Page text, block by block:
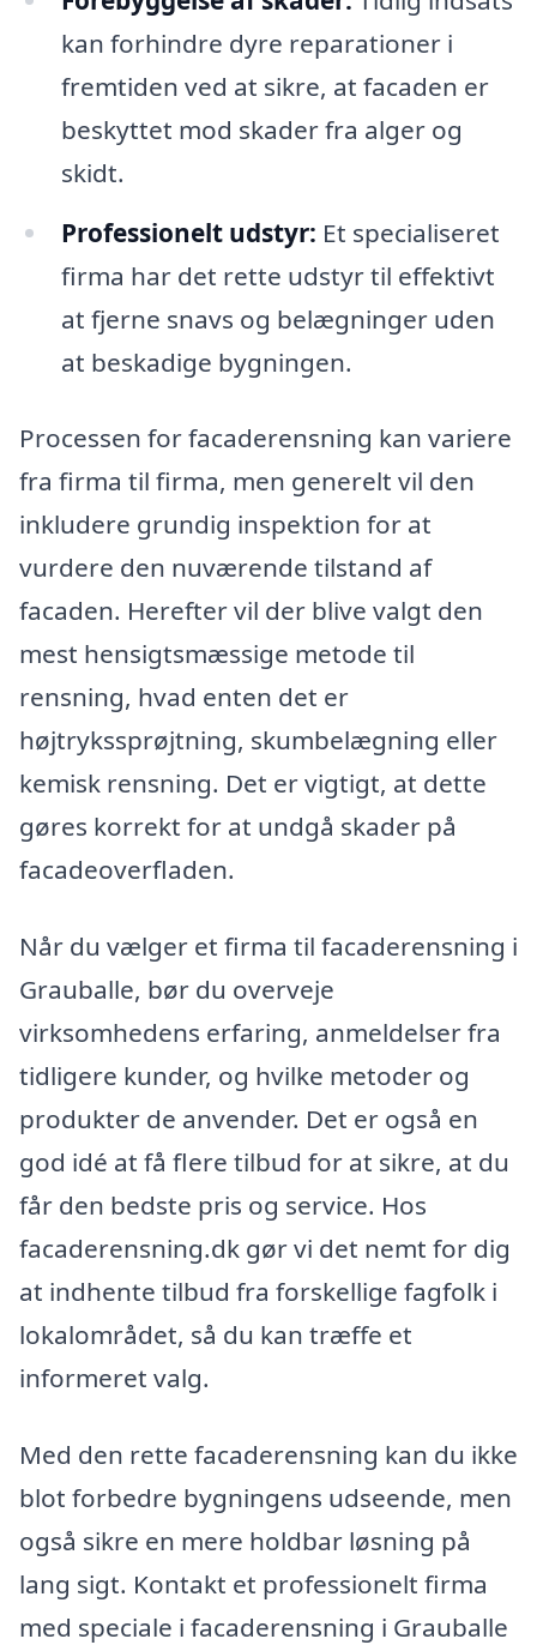
kan forhindre dyre reparationer i
fremtiden ved at sikre, at facaden er
beskyttet mod skader fra alger og
skidt.
Professionelt udstyr: Et specialiseret
firma har det rette udstyr til effektivt
at fjerne snavs og belægninger uden
at beskadige bygningen.
Processen for facaderensning kan variere
fra firma til firma, men generelt vil den
inkludere grundig inspektion for at
vurdere den nuværende tilstand af
facaden. Herefter vil der blive valgt den
mest hensigtsmæssige metode til
rensning, hvad enten det er
højtrykssprøjtning, skumbelægning eller
kemisk rensning. Det er vigtigt, at dette
gøres korrekt for at undgå skader på
facadeoverfladen.
Når du vælger et firma til facaderensning i
Grauballe, bør du overveje
virksomhedens erfaring, anmeldelser fra
tidligere kunder, og hvilke metoder og
produkter de anvender. Det er også en
god idé at få flere tilbud for at sikre, at du
får den bedste pris og service. Hos
facaderensning.dk gør vi det nemt for dig
at indhente tilbud fra forskellige fagfolk i
lokalområdet, så du kan træffe et
informeret valg.
Med den rette facaderensning kan du ikke
blot forbedre bygningens udseende, men
også sikre en mere holdbar løsning på
lang sigt. Kontakt et professionelt firma
med speciale i facaderensning i Grauballe